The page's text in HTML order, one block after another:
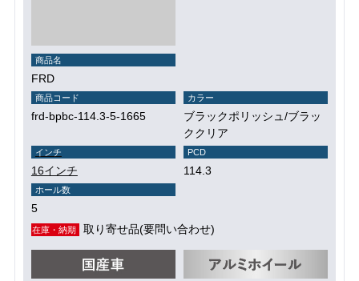
商品名
FRD
商品コード
frd-bpbc-114.3-5-1665
カラー
ブラックポリッシュ/ブラッ
ククリア
インチ
16インチ
PCD
114.3
ホール数
5
在庫・納期 取り寄せ品(要問い合わせ)